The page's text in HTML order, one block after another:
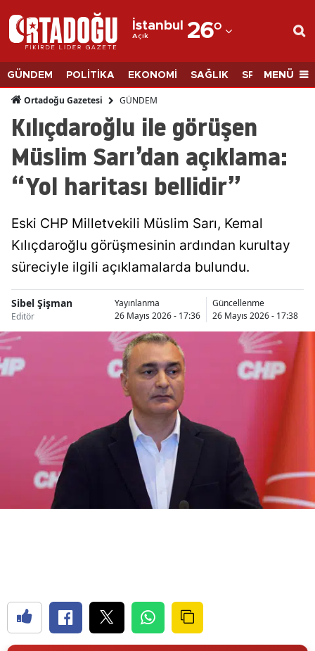
İstanbul
Açık 26°
Adana
Adıyaman
Afyonkarahisar
Ağrı
Amasya
Ankara
Antalya
Artvin
Aydın
Balıkesir
Bilecik
Bingöl
Bitlis
Bolu
Burdur
Bursa
Çanakkale
Diyarbakır
Edirne
GÜNDEM POLİTİKA EKONOMİ SAĞLIK SPORMENÜ
Ortadoğu Gazetesi GÜNDEM
Kılıçdaroğlu ile görüşen
Müslim Sarı’dan açıklama:
“Yol haritası bellidir”
Eski CHP Milletvekili Müslim Sarı, Kemal
Kılıçdaroğlu görüşmesinin ardından kurultay
süreciyle ilgili açıklamalarda bulundu.
Sibel Şişman
Editör
Yayınlanma
26 Mayıs 2026 - 17:36
Güncellenme
26 Mayıs 2026 - 17:38